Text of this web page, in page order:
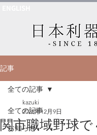
記事
全ての記事
お知らせ
全ての記事
関市職域野球で
kazuki
2025年12月9日